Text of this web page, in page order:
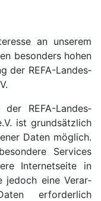
an unserem
besonders hohen
der REFA-Landes­
REFA-Landes­
ist grund­sätzlich
Daten möglich.
Services
Internet­seite in
jedoch eine Verar­
erfor­der­lich